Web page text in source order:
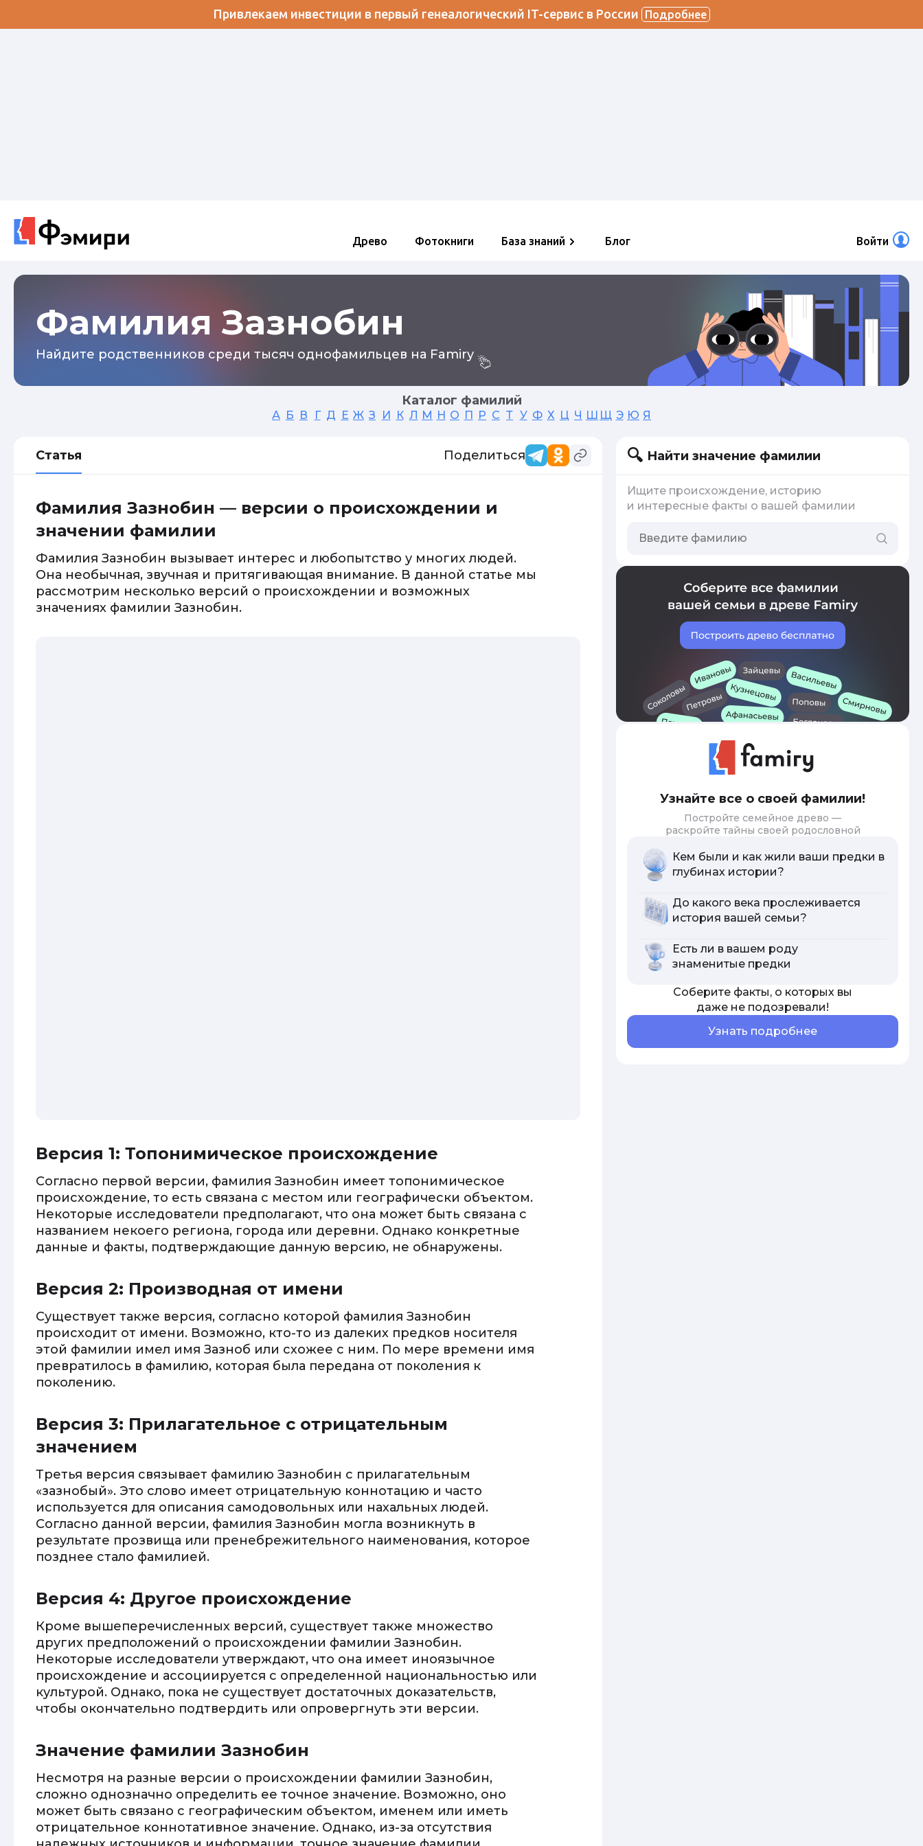
Привлекаем инвестиции в первый генеалогический IT-сервис в России Подробнее
Древо Фотокниги База знаний Блог Войти
Фамилия Зазнобин
Найдите родственников среди тысяч однофамильцев на Famiry
Каталог фамилий
А Б В Г Д Е Ж З И К Л М Н О П Р С Т У Ф Х Ц Ч Ш Щ Э Ю Я
Статья Поделиться
Фамилия Зазнобин — версии о происхождении и
значении фамилии
Фамилия Зазнобин вызывает интерес и любопытство у многих людей.
Она необычная, звучная и притягивающая внимание. В данной статье мы
рассмотрим несколько версий о происхождении и возможных
значениях фамилии Зазнобин.
Версия 1: Топонимическое происхождение
Согласно первой версии, фамилия Зазнобин имеет топонимическое
происхождение, то есть связана с местом или географически объектом.
Некоторые исследователи предполагают, что она может быть связана с
названием некоего региона, города или деревни. Однако конкретные
данные и факты, подтверждающие данную версию, не обнаружены.
Версия 2: Производная от имени
Существует также версия, согласно которой фамилия Зазнобин
происходит от имени. Возможно, кто-то из далеких предков носителя
этой фамилии имел имя Зазноб или схожее с ним. По мере времени имя
превратилось в фамилию, которая была передана от поколения к
поколению.
Версия 3: Прилагательное с отрицательным
значением
Третья версия связывает фамилию Зазнобин с прилагательным
«зазнобый». Это слово имеет отрицательную коннотацию и часто
используется для описания самодовольных или нахальных людей.
Согласно данной версии, фамилия Зазнобин могла возникнуть в
результате прозвища или пренебрежительного наименования, которое
позднее стало фамилией.
Версия 4: Другое происхождение
Кроме вышеперечисленных версий, существует также множество
других предположений о происхождении фамилии Зазнобин.
Некоторые исследователи утверждают, что она имеет иноязычное
происхождение и ассоциируется с определенной национальностью или
культурой. Однако, пока не существует достаточных доказательств,
чтобы окончательно подтвердить или опровергнуть эти версии.
Значение фамилии Зазнобин
Несмотря на разные версии о происхождении фамилии Зазнобин,
сложно однозначно определить ее точное значение. Возможно, оно
может быть связано с географическим объектом, именем или иметь
отрицательное коннотативное значение. Однако, из-за отсутствия
Найти значение фамилии
Ищите происхождение, историю
и интересные факты о вашей фамилии
Узнайте все о своей фамилии!
Постройте семейное древо —
раскройте тайны своей родословной
Кем были и как жили ваши предки в
глубинах истории?
До какого века прослеживается
история вашей семьи?
Есть ли в вашем роду
знаменитые предки
Соберите факты, о которых вы
даже не подозревали!
Узнать подробнее